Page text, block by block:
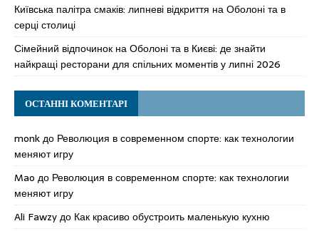
Київська палітра смаків: липневі відкриття на Оболоні та в
серці столиці
Сімейний відпочинок на Оболоні та в Києві: де знайти
найкращі ресторани для спільних моментів у липні 2026
ОСТАННІ КОМЕНТАРІ
monkдо Революция в современном спорте: как технологии
меняют игру
Mao до Революция в современном спорте: как технологии
меняют игру
Ali Fawzyдо Как красиво обустроить маленькую кухню